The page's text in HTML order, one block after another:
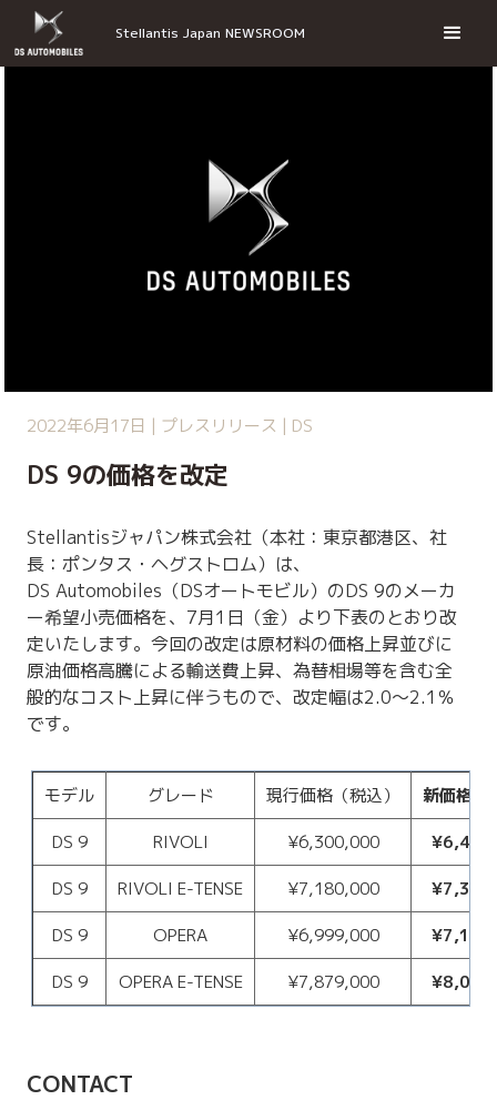
Stellantis Japan NEWSROOM
2022年6月17日 | プレスリリース | DS
DS 9の価格を改定
Stellantisジャパン株式会社（本社：東京都港区、社
長：ポンタス・ヘグストロム）は、
DS Automobiles（DSオートモビル）のDS 9のメーカ
ー希望小売価格を、7月1日（金）より下表のとおり改
定いたします。今回の改定は原材料の価格上昇並びに
原油価格高騰による輸送費上昇、為替相場等を含む全
般的なコスト上昇に伴うもので、改定幅は2.0～2.1％
です。
モデル グレード 現行価格（税込）
新価格（
DS 9
RIVOLI ¥6,300,000
DS 9
RIVOLI E-TENSE ¥7,180,000
DS 9
OPERA ¥6,999,000
DS 9
OPERA E-TENSE ¥7,879,000
CONTACT